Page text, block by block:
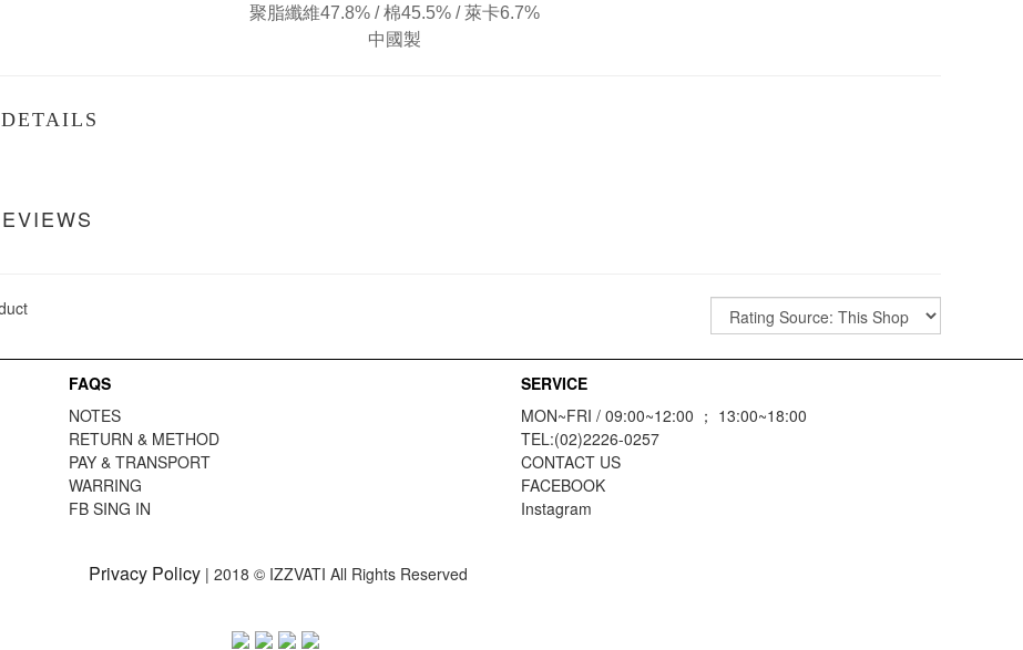
聚脂纖維47.8% /棉45.5% / 萊卡6.7%
中國製
FAQS
NOTES
RETURN & METHOD
PAY & TRANSPORT
WARRING
FB SING IN
SERVICE
MON~FRI / 09:00~12:00 ； 13:00~18:00
TEL:(02)2226-0257
CONTACT US
FACEBOOK
Instagram
Privacy Policy | 2018 © IZZVATI All Rights Reserved